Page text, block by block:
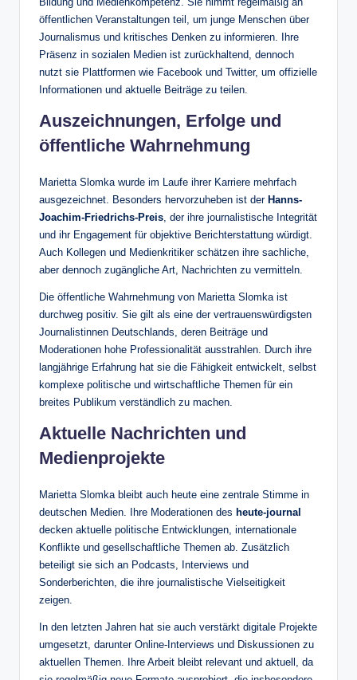
öffentlichen Veranstaltungen teil, um junge Menschen über
Journalismus und kritisches Denken zu informieren. Ihre
Präsenz in sozialen Medien ist zurückhaltend, dennoch
nutzt sie Plattformen wie Facebook und Twitter, um offizielle
Informationen und aktuelle Beiträge zu teilen.
Auszeichnungen, Erfolge und
öffentliche Wahrnehmung
Marietta Slomka wurde im Laufe ihrer Karriere mehrfach
ausgezeichnet. Besonders hervorzuheben ist der Hanns-
Joachim-Friedrichs-Preis, der ihre journalistische Integrität
und ihr Engagement für objektive Berichterstattung würdigt.
Auch Kollegen und Medienkritiker schätzen ihre sachliche,
aber dennoch zugängliche Art, Nachrichten zu vermitteln.
Die öffentliche Wahrnehmung von Marietta Slomka ist
durchweg positiv. Sie gilt als eine der vertrauenswürdigsten
Journalistinnen Deutschlands, deren Beiträge und
Moderationen hohe Professionalität ausstrahlen. Durch ihre
langjährige Erfahrung hat sie die Fähigkeit entwickelt, selbst
komplexe politische und wirtschaftliche Themen für ein
breites Publikum verständlich zu machen.
Aktuelle Nachrichten und
Medienprojekte
Marietta Slomka bleibt auch heute eine zentrale Stimme in
deutschen Medien. Ihre Moderationen des heute-journal
decken aktuelle politische Entwicklungen, internationale
Konflikte und gesellschaftliche Themen ab. Zusätzlich
beteiligt sie sich an Podcasts, Interviews und
Sonderberichten, die ihre journalistische Vielseitigkeit
zeigen.
In den letzten Jahren hat sie auch verstärkt digitale Projekte
umgesetzt, darunter Online-Interviews und Diskussionen zu
aktuellen Themen. Ihre Arbeit bleibt relevant und aktuell, da